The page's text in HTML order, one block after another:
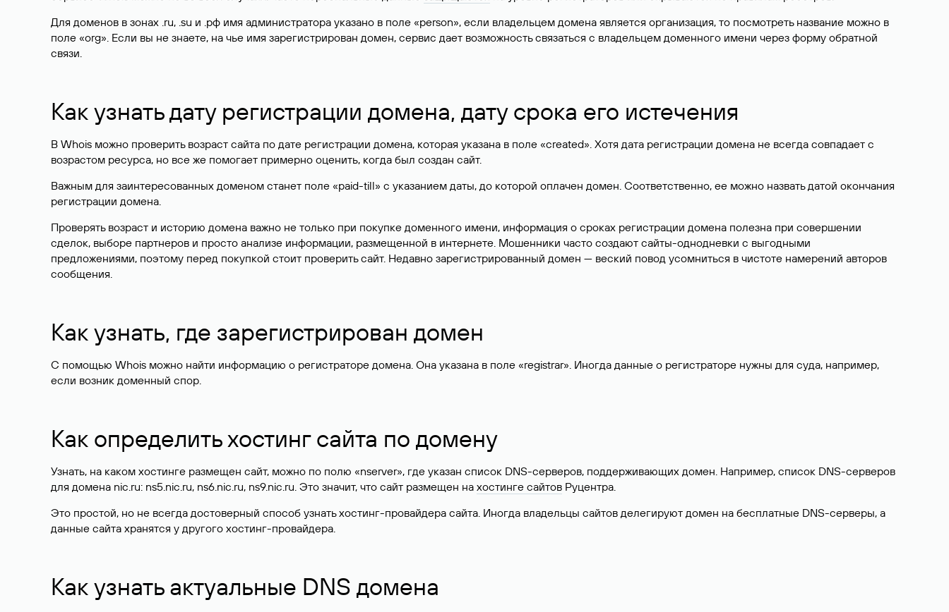
Для доменов в зонах .ru, .su и .рф имя администратора указано в поле «person», если владельцем домена является организация, то посмотреть название можно в
поле «org». Если вы не знаете, на чье имя зарегистрирован домен, сервис дает возможность связаться с владельцем доменного имени через форму обратной
связи.
Как узнать дату регистрации домена, дату срока его истечения
В Whois можно проверить возраст сайта по дате регистрации домена, которая указана в поле «created». Хотя дата регистрации домена не всегда совпадает с
возрастом ресурса, но все же помогает примерно оценить, когда был создан сайт.
Важным для заинтересованных доменом станет поле «paid-till» с указанием даты, до которой оплачен домен. Соответственно, ее можно назвать датой окончания
регистрации домена.
Проверять возраст и историю домена важно не только при покупке доменного имени, информация о сроках регистрации домена полезна при совершении
сделок, выборе партнеров и просто анализе информации, размещенной в интернете. Мошенники часто создают сайты-однодневки с выгодными
предложениями, поэтому перед покупкой стоит проверить сайт. Недавно зарегистрированный домен — веский повод усомниться в чистоте намерений авторов
сообщения.
Как узнать, где зарегистрирован домен
С помощью Whois можно найти информацию о регистраторе домена. Она указана в поле «registrar». Иногда данные о регистраторе нужны для суда, например,
если возник доменный спор.
Как определить хостинг сайта по домену
Узнать, на каком хостинге размещен сайт, можно по полю «nserver», где указан список DNS-серверов, поддерживающих домен. Например, список DNS-серверов
для домена nic.ru: ns5.nic.ru, ns6.nic.ru, ns9.nic.ru. Это значит, что сайт размещен на хостинге сайтов Руцентра.
Это простой, но не всегда достоверный способ узнать хостинг-провайдера сайта. Иногда владельцы сайтов делегируют домен на бесплатные DNS-серверы, а
данные сайта хранятся у другого хостинг-провайдера.
Как узнать актуальные DNS домена